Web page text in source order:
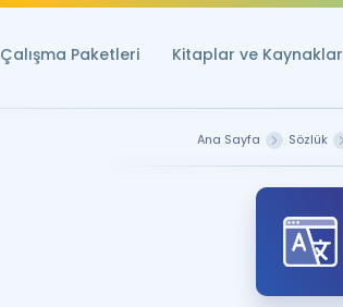
Çalışma Paketleri Kitaplar ve Kaynaklar
Ana Sayfa Sözlük